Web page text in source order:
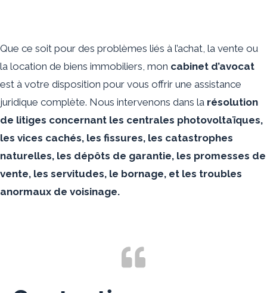
Que ce soit pour des problèmes liés à l’achat, la vente ou
la location de biens immobiliers, mon cabinet d’avocat
est à votre disposition pour vous offrir une assistance
juridique complète. Nous intervenons dans la résolution
de litiges concernant les centrales photovoltaïques,
les vices cachés, les fissures, les catastrophes
naturelles, les dépôts de garantie, les promesses de
vente, les servitudes, le bornage, et les troubles
anormaux de voisinage.